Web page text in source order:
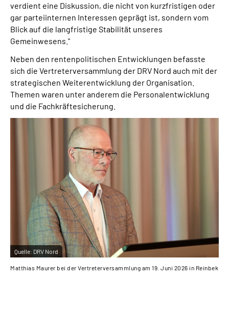
verdient eine Diskussion, die nicht von kurzfristigen oder
gar parteiinternen Interessen geprägt ist, sondern vom
Blick auf die langfristige Stabilität unseres
Gemeinwesens."
Neben den rentenpolitischen Entwicklungen befasste
sich die Vertreterversammlung der DRV Nord auch mit der
strategischen Weiterentwicklung der Organisation.
Themen waren unter anderem die Personalentwicklung
und die Fachkräftesicherung.
Quelle: DRV Nord
Matthias Maurer bei der Vertreterversammlung am 19. Juni 2026 in Reinbek